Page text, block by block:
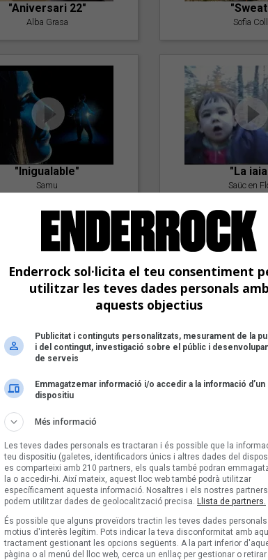
"Aniversari 22"
Alba Grasa Sofia Coll
"Inigualable"
Samu
"La
Saüc en
"Amb tu"
"Postlude To
Goran
"Lo bueno y lo malo"
Carmen y María
Pep Álvarez amb
Enderrock sol·licita el teu consentiment
utilitzar les teves dades personals amb
aquests objectius
Publicitat i continguts personalitzats, mesurament de la
i del contingut, investigació sobre el públic i
de serveis
Emmagatzemar informació i/o accedir a la informació d’un
dispositiu
Més informació
Les teves dades personals es tractaran i és possible que la
teu dispositiu (galetes, identificadors únics i altres dades del
es comparteixi amb 210 partners, els quals també podran
la o accedir-hi. Així mateix, aquest lloc web també podrà utilitzar
específicament aquesta informació. Nosaltres i els nostres partners
podem utilitzar dades de geolocalització precisa. Llista de partners.
És possible que alguns proveïdors tractin les teves dades personals
motius d'interès legítim. Pots indicar la teva disconformitat amb
tractament gestionant les opcions següents. A la part inferior
pàgina o al menú del lloc web, cerca un enllaç per gestionar o retirar